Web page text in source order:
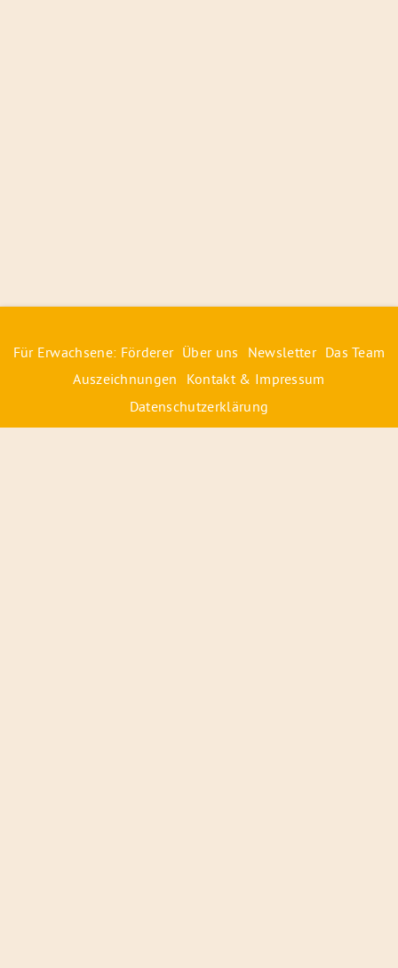
Für Erwachsene: Förderer Über uns Newsletter Das Team
Auszeichnungen
Kontakt & Impressum
Datenschutzerklärung